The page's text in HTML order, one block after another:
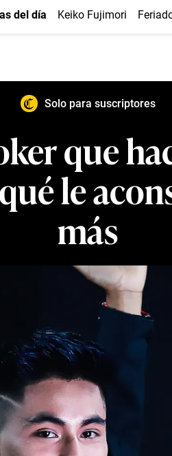
del día Keiko Fujimori
Solo para suscriptores
que
le
más